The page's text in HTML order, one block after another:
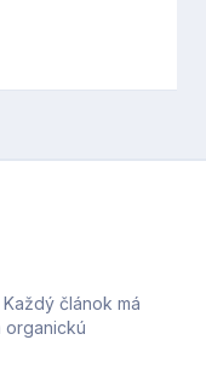
Každý článok má
organickú